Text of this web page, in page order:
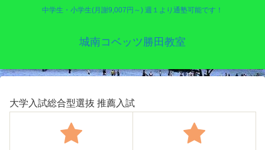
中学生・小学生(月謝9,007円～) 週１より通塾可能です！
城南コベッツ勝田教室
大学入試総合型選抜 推薦入試